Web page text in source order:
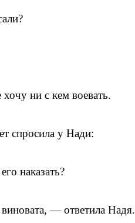
ни с кем воевать.
спросила у Нади:
наказать?
— ответила Надя.